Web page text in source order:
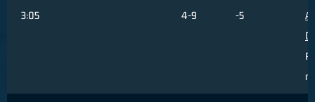
3:05 4-9 -5